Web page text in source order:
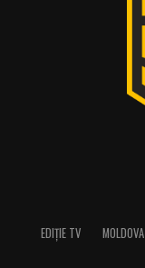
EDIȚIE TV MOLDOVA